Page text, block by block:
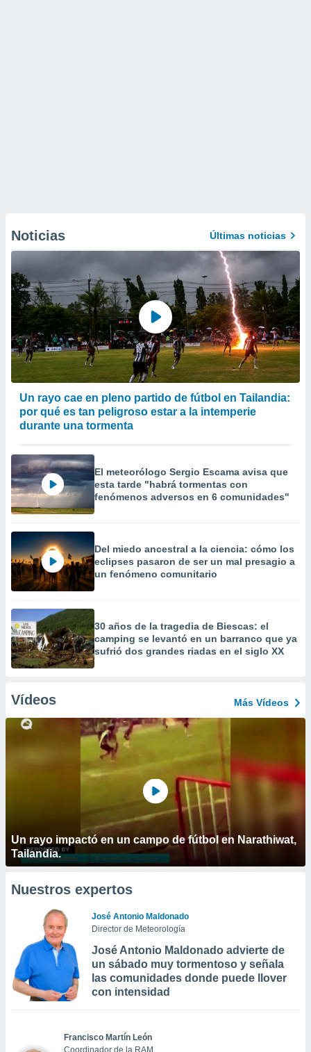
Noticias Últimas noticias
Un rayo cae en pleno partido de fútbol en Tailandia:
por qué es tan peligroso estar a la intemperie
durante una tormenta
El meteorólogo Sergio Escama avisa que
esta tarde "habrá tormentas con
fenómenos adversos en 6 comunidades"
Del miedo ancestral a la ciencia: cómo los
eclipses pasaron de ser un mal presagio a
un fenómeno comunitario
30 años de la tragedia de Biescas: el
camping se levantó en un barranco que ya
sufrió dos grandes riadas en el siglo XX
Vídeos Más Vídeos
Un rayo impactó en un campo de fútbol en Narathiwat,
Tailandia.
Nuestros expertos
José Antonio Maldonado
Director de Meteorología
José Antonio Maldonado advierte de
un sábado muy tormentoso y señala
las comunidades donde puede llover
con intensidad
Francisco Martín León
Coordinador de la RAM